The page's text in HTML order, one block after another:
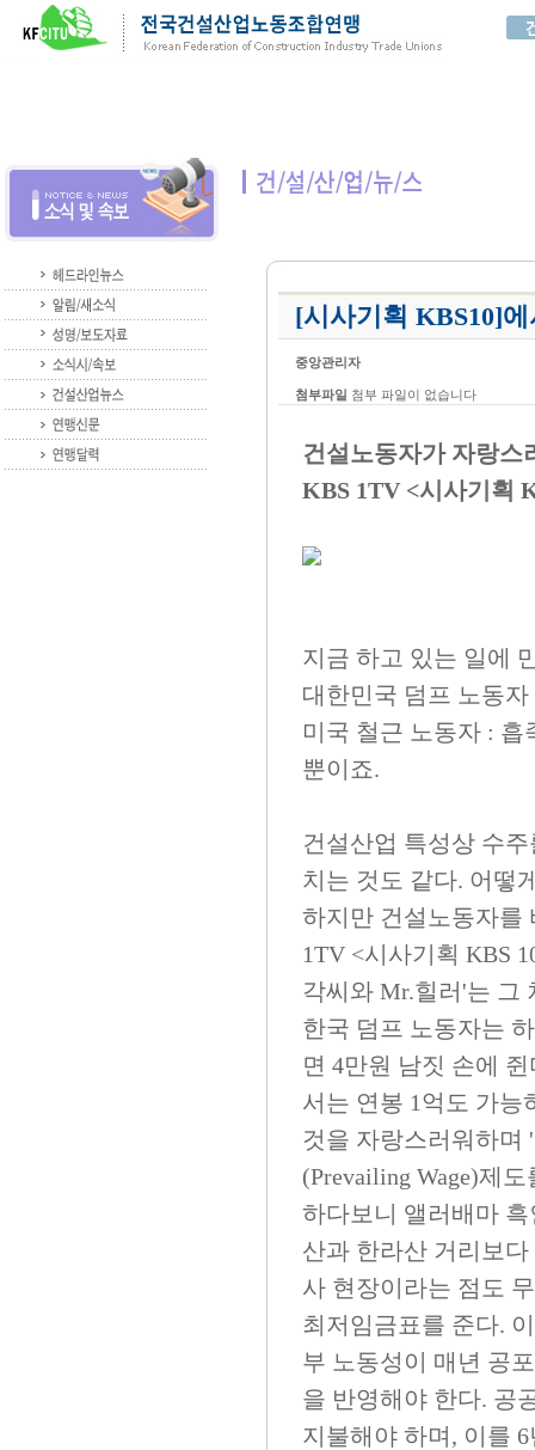
[시사기획 KBS10]
중앙관리자
첨부파일 첨부 파일이 없습니다
건설노동자가 자랑스
KBS 1TV <시사기획
지금 하고 있는 일에
대한민국 덤프 노동
미국 철근 노동자 :
뿐이죠.
건설산업 특성상 수
치는 것도 같다. 어떻
하지만 건설노동자를
1TV <시사기획 KBS
각씨와 Mr.힐러'는 그
한국 덤프 노동자는
면 4만원 남짓 손에
서는 연봉 1억도 가능
것을 자랑스러워하며
(Prevailing Wage)제
하다보니 앨러배마
산과 한라산 거리보
사 현장이라는 점도
최저임금표를 준다.
부 노동성이 매년 공
을 반영해야 한다. 공
지불해야 하며, 이를